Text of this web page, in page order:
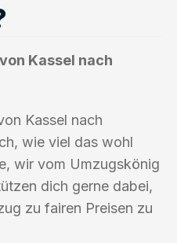
Kassel nach
Kassel nach
wie viel das wohl
wir vom Umzugskönig
dich gerne dabei,
zu fairen Preisen zu